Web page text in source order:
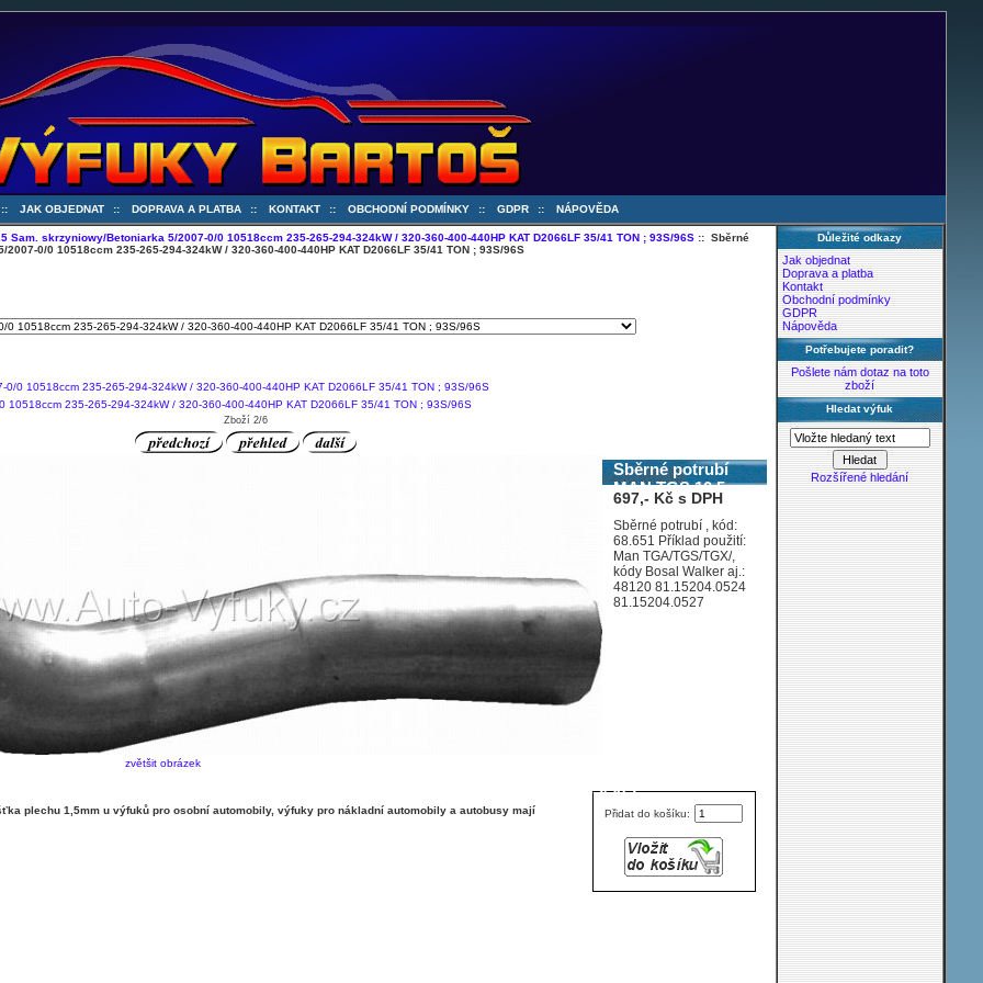
:: JAK OBJEDNAT :: DOPRAVA A PLATBA :: KONTAKT :: OBCHODNÍ PODMÍNKY :: GDPR :: NÁPOVĚDA
Sam. skrzyniowy/Betoniarka 5/2007-0/0 10518ccm 235-265-294-324kW / 320-360-400-440HP KAT D2066LF 35/41 TON ; 93S/96S :: Sběrné
0/0 10518ccm 235-265-294-324kW / 320-360-400-440HP KAT D2066LF 35/41 TON ; 93S/96S
10518ccm 235-265-294-324kW / 320-360-400-440HP KAT D2066LF 35/41 TON ; 93S/96S
Zboží 2/6
zvětšit obrázek
Sběrné potrubí
MAN TGS 10.5
Sam.
235-265-294-324kW / 320-360-400-440HP KAT D2066LF 35/41 TON ; 93S/96S
697,- Kč s DPH
Sběrné potrubí , kód:
68.651 Příklad použití:
Man TGA/TGS/TGX/,
kódy Bosal Walker aj.:
48120 81.15204.0524
81.15204.0527
Přidat do košíku:
plechu 1,5mm u výfuků pro osobní automobily, výfuky pro nákladní automobily a autobusy mají
Důležité odkazy
Jak objednat
Doprava a platba
Kontakt
Obchodní podmínky
GDPR
Nápověda
Potřebujete poradit?
Pošlete nám dotaz na toto
zboží
Hledat výfuk
Rozšířené hledání